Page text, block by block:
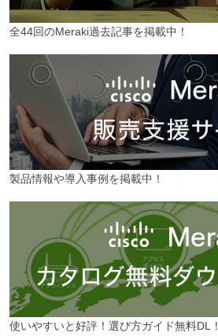
全44回のMeraki過去記事を掲載中！
製品情報や導入事例を掲載中！
使いやすいと好評！選び方ガイド無料DL！